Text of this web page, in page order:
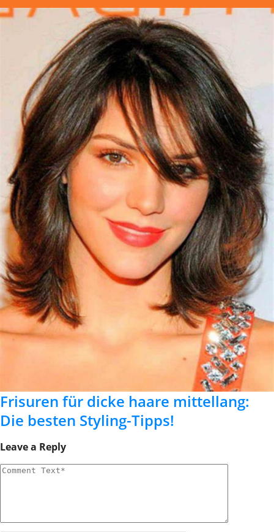
Frisuren für dicke haare mittellang:
Die besten Styling-Tipps!
Leave a Reply